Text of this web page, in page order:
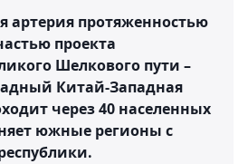
артерия протяженностью
проекта
Шелкового пути –
Китай-Западная
через 40 населенных
южные регионы с